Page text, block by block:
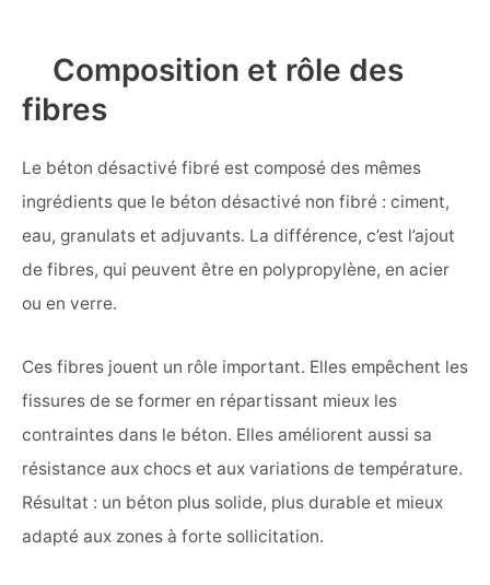
Composition et rôle des
fibres
Le béton désactivé fibré est composé des mêmes
ingrédients que le béton désactivé non fibré : ciment,
eau, granulats et adjuvants. La différence, c’est l’ajout
de fibres, qui peuvent être en polypropylène, en acier
ou en verre.
Ces fibres jouent un rôle important. Elles empêchent les
fissures de se former en répartissant mieux les
contraintes dans le béton. Elles améliorent aussi sa
résistance aux chocs et aux variations de température.
Résultat : un béton plus solide, plus durable et mieux
adapté aux zones à forte sollicitation.